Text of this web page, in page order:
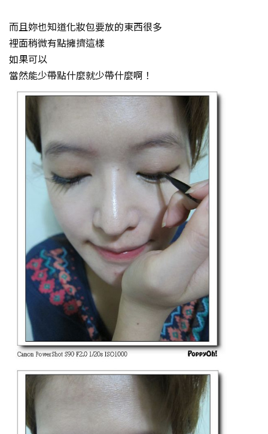
而且妳也知道化妝包要放的東西很多
裡面稍微有點擁擠這樣
如果可以
當然能少帶點什麼就少帶什麼啊！